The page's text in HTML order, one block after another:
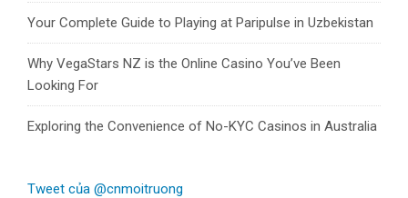
Your Complete Guide to Playing at Paripulse in Uzbekistan
Why VegaStars NZ is the Online Casino You’ve Been
Looking For
Exploring the Convenience of No-KYC Casinos in Australia
Tweet của @cnmoitruong